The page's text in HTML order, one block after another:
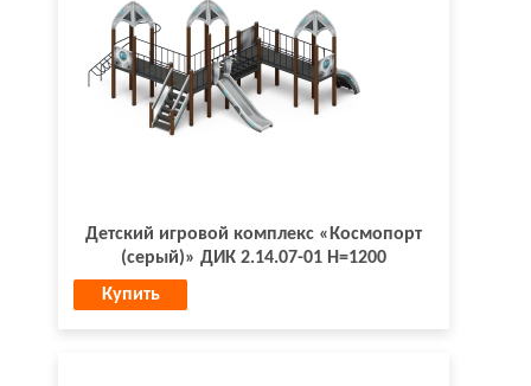
Детский игровой комплекс «Космопорт
(серый)» ДИК 2.14.07-01 Н=1200
Купить